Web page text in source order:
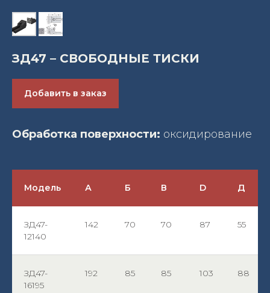
ЗД47 – СВОБОДНЫЕ ТИСКИ
Добавить в заказ
Обработка поверхности: оксидирование
Модель А Б В D Д
ЗД47-
12140
142 70 70 87 55
ЗД47-
16195
192 85 85 103 88